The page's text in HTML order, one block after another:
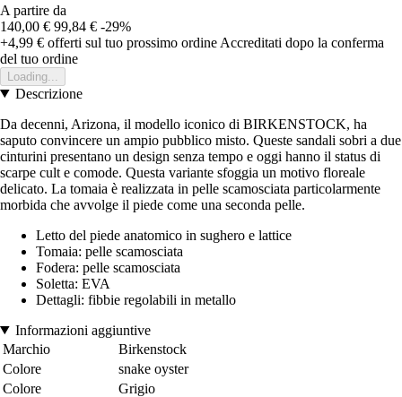
A partire da
140,00 € 99,84 € -29%
+4,99 € offerti sul tuo prossimo ordine Accreditati dopo la conferma
del tuo ordine
Loading...
Descrizione
Da decenni, Arizona, il modello iconico di BIRKENSTOCK, ha
saputo convincere un ampio pubblico misto. Queste sandali sobri a due
cinturini presentano un design senza tempo e oggi hanno il status di
scarpe cult e comode. Questa variante sfoggia un motivo floreale
delicato. La tomaia è realizzata in pelle scamosciata particolarmente
morbida che avvolge il piede come una seconda pelle.
Letto del piede anatomico in sughero e lattice
Tomaia: pelle scamosciata
Fodera: pelle scamosciata
Soletta: EVA
Dettagli: fibbie regolabili in metallo
Informazioni aggiuntive
Marchio
Birkenstock
Colore
snake oyster
Colore
Grigio